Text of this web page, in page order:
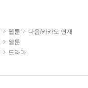
웹툰
다음/카카오 연재
웹툰
드라마